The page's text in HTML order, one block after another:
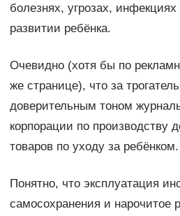
болезнях, угрозах,
развитии ребёнка.
Очевидно (хотя бы по
же странице), что за
доверительным тоном
корпорации по производству
товаров по уходу за ребёнком.
Понятно, что эксплуатация
самосохранения и нарочитое